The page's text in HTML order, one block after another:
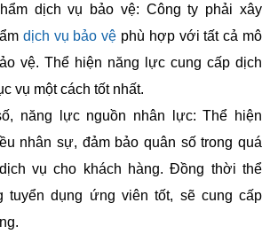
dịch vụ bảo vệ: Công ty phải xây
dịch vụ bảo vệ phù hợp với tất cả mô
vệ. Thể hiện năng lực cung cấp dịch
vụ một cách tốt nhất.
năng lực nguồn nhân lực: Thể hiện
nhân sự, đảm bảo quân số trong quá
vụ cho khách hàng. Đồng thời thể
tuyển dụng ứng viên tốt, sẽ cung cấp